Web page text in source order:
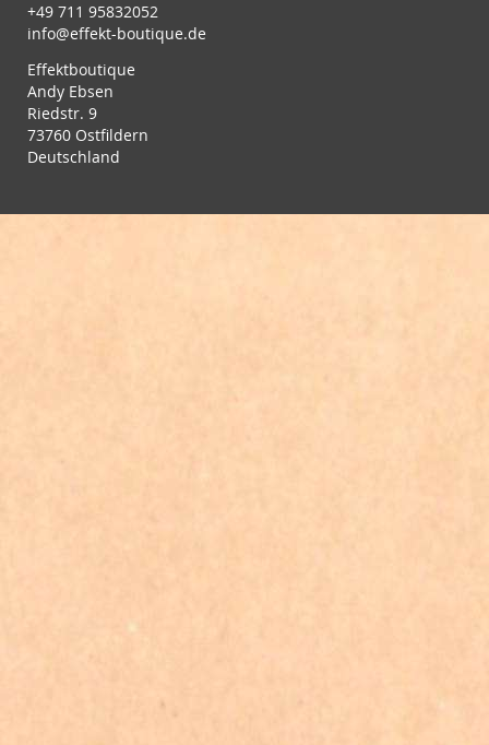
+49 711 95832052
info@effekt-boutique.de
Effektboutique
Andy Ebsen
Riedstr. 9
73760 Ostfildern
Deutschland